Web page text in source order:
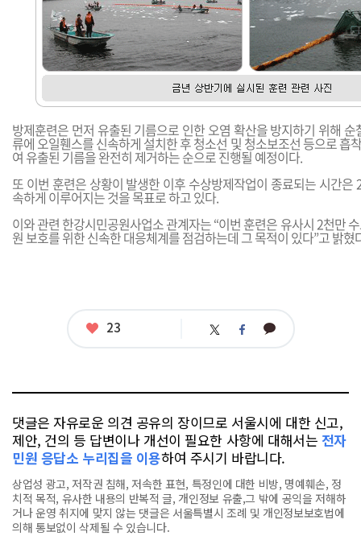
방제훈련은 먼저 유출된 기름으로 인한 오염 확산을 방지하기 위해
류에 오일휀스를 신속하게 설치한 후 청소선 및 청소보조선 등으로 흡
여 유출된 기름을 완전히 제거하는 순으로 진행될 예정이다.
또 이번 훈련은 상황이 발생한 이후 수상방제작업이 종료되는 시간은
속하게 이루어지는 것을 목표로 하고 있다.
이와 관련 한강시민공원사업소 관계자는 “이번 훈련은 유사시 2천만
원 보호를 위한 신속한 대응체계를 점검하는데 그 목적이 있다”고 밝혔
좋
23 트 페 카
댓글은 자유로운 의견 공유의 장이므로 서울시에 대한 신고,
제안, 건의 등 답변이나 개선이 필요한 사항에 대해서는 전자
민원 응답소 누리집을 이용하여 주시기 바랍니다.
상업성 광고, 저작권 침해, 저속한 표현, 특정인에 대한 비방, 명예훼손, 정
치적 목적, 유사한 내용의 반복적 글, 개인정보 유출,그 밖에 공익을 저해하
거나 운영 취지에 맞지 않는 댓글은 서울특별시 조례 및 개인정보보호법에
의해 통보없이 삭제될 수 있습니다.